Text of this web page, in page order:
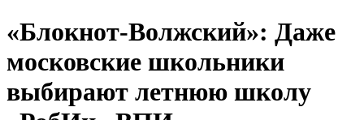
«Блокнот-Волжский»: Даже
московские школьники
выбирают летнюю школу